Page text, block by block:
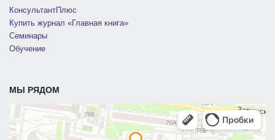
КонсультантПлюс
Купить журнал «Главная книга»
Семинары
Обучение
МЫ РЯДОМ